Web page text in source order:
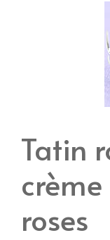
Tatin
roses